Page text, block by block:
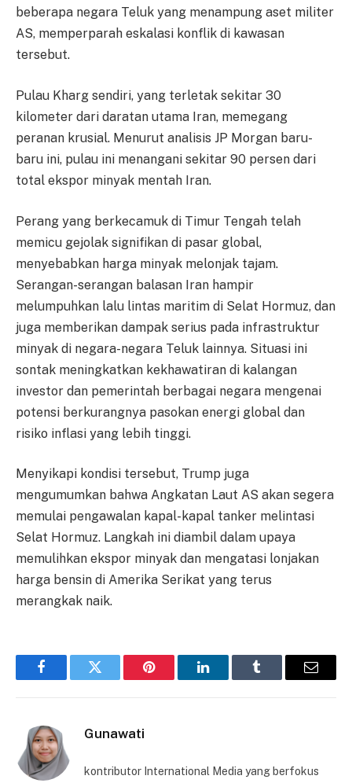
beberapa negara Teluk yang menampung aset militer
AS, memperparah eskalasi konflik di kawasan
tersebut.
Pulau Kharg sendiri, yang terletak sekitar 30
kilometer dari daratan utama Iran, memegang
peranan krusial. Menurut analisis JP Morgan baru-
baru ini, pulau ini menangani sekitar 90 persen dari
total ekspor minyak mentah Iran.
Perang yang berkecamuk di Timur Tengah telah
memicu gejolak signifikan di pasar global,
menyebabkan harga minyak melonjak tajam.
Serangan-serangan balasan Iran hampir
melumpuhkan lalu lintas maritim di Selat Hormuz, dan
juga memberikan dampak serius pada infrastruktur
minyak di negara-negara Teluk lainnya. Situasi ini
sontak meningkatkan kekhawatiran di kalangan
investor dan pemerintah berbagai negara mengenai
potensi berkurangnya pasokan energi global dan
risiko inflasi yang lebih tinggi.
Menyikapi kondisi tersebut, Trump juga
mengumumkan bahwa Angkatan Laut AS akan segera
memulai pengawalan kapal-kapal tanker melintasi
Selat Hormuz. Langkah ini diambil dalam upaya
memulihkan ekspor minyak dan mengatasi lonjakan
harga bensin di Amerika Serikat yang terus
merangkak naik.
FacebookTwitter Pinterest LinkedInTumblr Email
Gunawati
kontributor International Media yang berfokus